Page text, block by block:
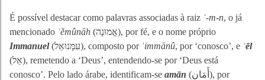
É possível destacar como palavras associadas à raiz ʾ-m-n, o já
mencionado ʾěmûnāh
(אֱמוּנָה), por fé, e o nome próprio
Immanuel
(עִמָּנוּאֵל), composto por ʿimmānû, por ‘conosco’, e ʾēl
(אֵל), remetendo a ‘Deus’, entendendo-se por ‘Deus está
conosco’. Pelo lado árabe, identificam-se amān (أَمَان), por